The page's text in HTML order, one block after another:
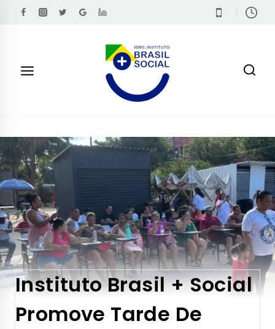
Instituto Brasil + Social
Promove Tarde De